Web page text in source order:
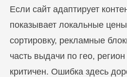
Если сайт адаптирует
показывает локальные
сортировку, рекламные
часть выдачи по гео,
критичен. Ошибка здесь